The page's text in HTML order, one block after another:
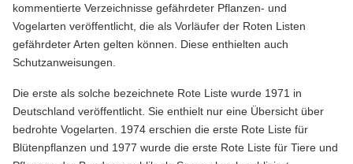
kommentierte Verzeichnisse gefährdeter Pflanzen- und
Vogelarten veröffentlicht, die als Vorläufer der Roten Listen
gefährdeter Arten gelten können. Diese enthielten auch
Schutzanweisungen.
Die erste als solche bezeichnete Rote Liste wurde 1971 in
Deutschland veröffentlicht. Sie enthielt nur eine Übersicht über
bedrohte Vogelarten. 1974 erschien die erste Rote Liste für
Blütenpflanzen und 1977 wurde die erste Rote Liste für Tiere und